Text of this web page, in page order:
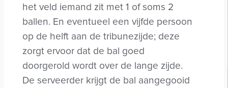
het veld iemand zit met 1 of soms 2
ballen. En eventueel een vijfde persoon
op de helft aan de tribunezijde; deze
zorgt ervoor dat de bal goed
doorgerold wordt over de lange zijde.
De serveerder krijgt de bal aangegooid